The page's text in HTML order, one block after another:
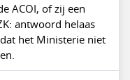
ACOI, of zij een
antwoord helaas
het Ministerie niet